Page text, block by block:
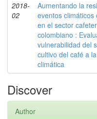
2018-
02
Aumentando la
eventos climáticos
en el sector
colombiano :
vulnerabilidad del
cultivo del café a
climática
Discover
Author